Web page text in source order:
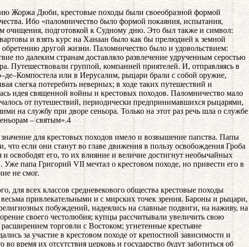
Жоржа Дюби, крестовые походы были своеобразной формой
Ибо «паломничество было формой покаяния, испытания,
очищения, подготовкой к Судному дню. Это был также и символ:
и взять курс на Ханаан было как бы прелюдией к земной
обретению другой жизни. Паломничество было и удовольствием:
по далеким странам доставляло развлечение удрученным серостью
Путешествовали группой, компанией приятелей. И, отправляясь в
или в Иерусалим, рыцари брали с собой оружие,
слегка потеребить неверных; в ходе таких путешествий и
идея священной войны и крестовых походов. Паломничество мало
от путешествий, периодически предпринимавшихся рыцарями,
на службу при дворе сеньора. Только на этот раз речь шла о службе
– святым».4
для крестовых походов имело и возвышение папства. Папы
что если они станут во главе движения в пользу освобождения Гроба
и освободят его, то их влияние и величие достигнут необычайных
Уже папа Григорий VII мечтал о крестовом походе, но привести его в
не смог.
для всех классов средневекового общества крестовые походы
весьма привлекательными и с мирских точек зрения. Бароны и рыцари,
побуждений, надеялись на славные подвиги, на наживу, на
своего честолюбия; купцы рассчитывали увеличить свою
торговли с Востоком; угнетенные крестьяне
за участие в крестовом походе от крепостной зависимости и
во время их отсутствия церковь и государство будут заботиться об